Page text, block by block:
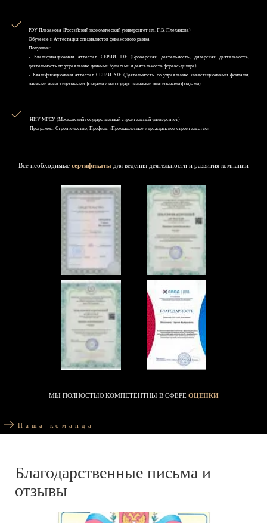
РЭУ Плеханова (Российский экономический университет им. Г.В. Плеханова)
Обучение и Аттестация специалистов финансового рынка
Получены:
- Квалификационный аттестат СЕРИИ 1.0: (Брокерская деятельность, дилерская деятельность,
деятельность по управлению ценными бумагами и деятельность форекс-дилера)
- Квалификационный аттестат СЕРИИ 5.0: (Деятельность по управлению инвестиционными фондами,
паевыми инвестиционными фондами и негосударственными пенсионными фондами)
НИУ MГСУ (Московский государственный строительный университет)
Программа: Строительство, Профиль «Промышленное и гражданское строительство»
Все необходимые сертификаты для ведения деятельности и развития компании
МЫ ПОЛНОСТЬЮ КОМПЕТЕНТНЫ В СФЕРЕ ОЦЕНКИ
Наша команда
Благодарственные письма и
отзывы